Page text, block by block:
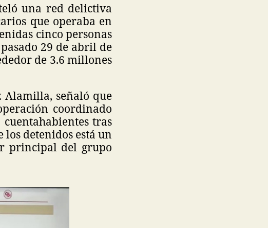
una red delictiva
que operaba en
cinco personas
29 de abril de
de 3.6 millones
Alamilla, señaló que
coordinado
tras
detenidos está un
principal del grupo